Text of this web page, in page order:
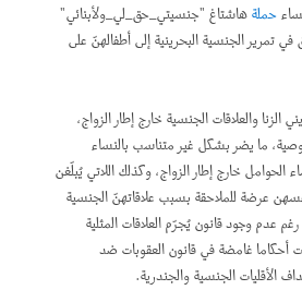
حملةهاشتاغ "جنسيتي_حق_لي_ولأبنائي"
في تمرير الجنسية البحرينية إلى أطفالهنّ على
الزنا والعلاقات الجنسية خارج إطار الزواج،
ما يضر بشكل غير متناسب بالنساء
الحوامل خارج إطار الزواج، وكذلك اللاتي يُبلّغن
عرضة للملاحقة بسبب علاقاتهنّ الجنسية
عدم وجود قانون يُجرّم العلاقات المثلية
أحكاما غامضة في قانون العقوبات ضد
الأقليات الجنسية والجندرية.